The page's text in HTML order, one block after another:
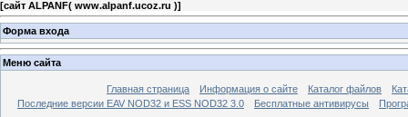
[сайт ALPANF( www.alpanf.ucoz.ru )]
Форма входа
Меню сайта
Главная страница Информация о сайте Каталог файлов
Последние версии EAV NOD32 и ESS NOD32 3.0
Бесплатные антивирусы